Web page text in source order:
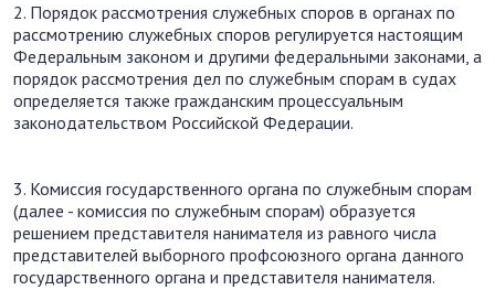
2. Порядок рассмотрения служебных споров в органах по
рассмотрению служебных споров регулируется настоящим
Федеральным законом и другими федеральными законами, а
порядок рассмотрения дел по служебным спорам в судах
определяется также гражданским процессуальным
законодательством Российской Федерации.
3. Комиссия государственного органа по служебным спорам
(далее - комиссия по служебным спорам) образуется
решением представителя нанимателя из равного числа
представителей выборного профсоюзного органа данного
государственного органа и представителя нанимателя.